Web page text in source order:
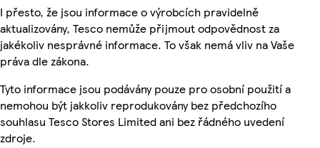
I přesto, že jsou informace o výrobcích pravidelně
aktualizovány, Tesco nemůže přijmout odpovědnost za
jakékoliv nesprávné informace. To však nemá vliv na Vaše
práva dle zákona.
Tyto informace jsou podávány pouze pro osobní použití a
nemohou být jakkoliv reprodukovány bez předchozího
souhlasu Tesco Stores Limited ani bez řádného uvedení
zdroje.